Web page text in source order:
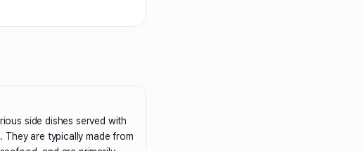
side dishes served with
They are typically made from